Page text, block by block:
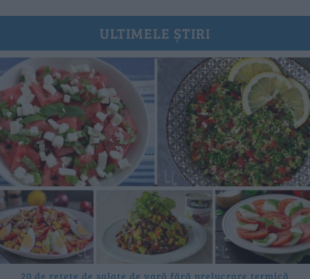
ULTIMELE ȘTIRI
20 de rețete de salate de vară fără prelucrare termică